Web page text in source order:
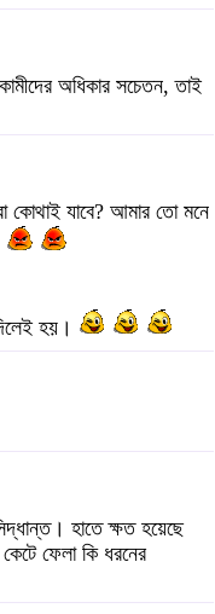
অধিকার সচেতন, তাই
যাবে? আমার তো মনে
হয়।
হাতে ক্ষত হয়েছে
ফেলা কি ধরনের